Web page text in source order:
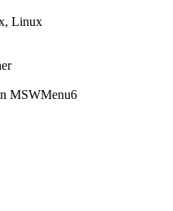
Linux
MSWMenu6